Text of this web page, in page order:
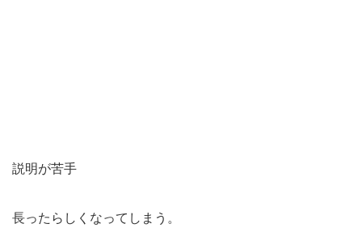
説明が苦手
長ったらしくなってしまう。